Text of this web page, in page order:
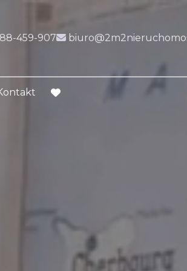
459-907
favorite